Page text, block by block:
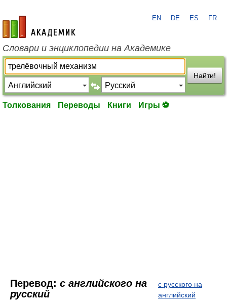
academic.ru
EN DE ES FR
Словари и энциклопедии на Академике
Найти!
Толкования Переводы Книги Игры ⚽
Перевод: с английского на
русский
с русского на
английский